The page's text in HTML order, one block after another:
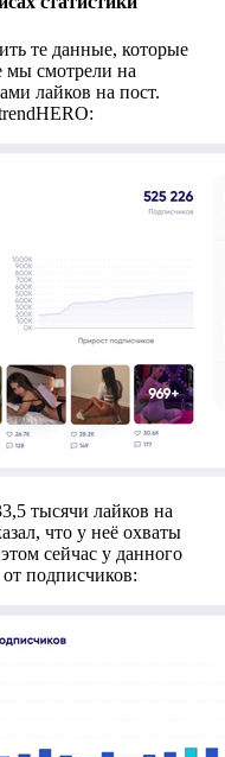
те данные, которые
мы смотрели на
лайков на пост.
тысячи лайков на
что у неё охваты
сейчас у данного
подписчиков: